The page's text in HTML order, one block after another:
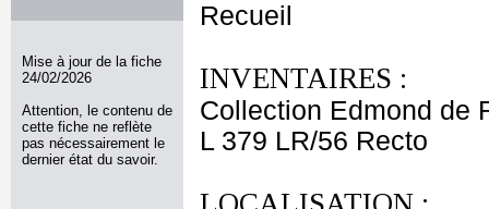
Mise à jour de la fiche
24/02/2026
Attention, le contenu de
cette fiche ne reflète
pas nécessairement le
dernier état du savoir.
Recueil
INVENTAIRES :
Collection Edmond de
L 379 LR/56 Recto